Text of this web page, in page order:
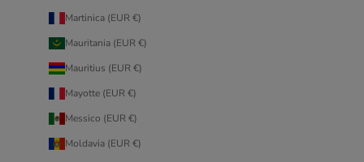
Martinica (EUR €)
Mauritania (EUR €)
Mauritius (EUR €)
Mayotte (EUR €)
Messico (EUR €)
Moldavia (EUR €)